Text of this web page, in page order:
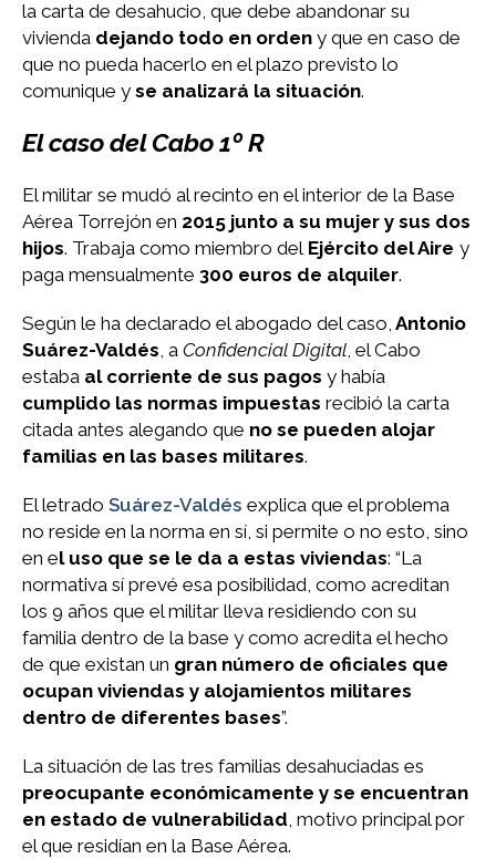
la carta de desahucio, que debe abandonar su
vivienda dejando todo en orden y que en caso de
que no pueda hacerlo en el plazo previsto lo
comunique y se analizará la situación.
El caso del Cabo 1º R
El militar se mudó al recinto en el interior de la Base
Aérea Torrejón en 2015 junto a su mujer y sus dos
hijos. Trabaja como miembro del Ejército del Aire y
paga mensualmente 300 euros de alquiler.
Según le ha declarado el abogado del caso, Antonio
Suárez-Valdés , a Confidencial Digital , el Cabo
estaba al corriente de sus pagos y había
cumplido las normas impuestas recibió la carta
citada antes alegando que no se pueden alojar
familias en las bases militares.
El letrado Suárez-Valdés explica que el problema
no reside en la norma en sí, si permite o no esto, sino
en el uso que se le da a estas viviendas: “La
normativa sí prevé esa posibilidad, como acreditan
los 9 años que el militar lleva residiendo con su
familia dentro de la base y como acredita el hecho
de que existan un gran número de oficiales que
ocupan viviendas y alojamientos militares
dentro de diferentes bases”.
La situación de las tres familias desahuciadas es
preocupante económicamente y se encuentran
en estado de vulnerabilidad , motivo principal por
el que residían en la Base Aérea.